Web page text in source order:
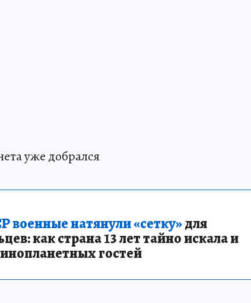
уже добрался
военные натянули «сетку»для
как страна 13 лет тайно искала и
гостей